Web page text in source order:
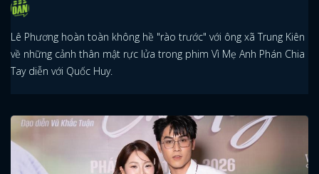
Lê Phương hoàn toàn không hề "rào trước" với ông xã Trung Kiên
về những cảnh thân mật rực lửa trong phim Vì Mẹ Anh Phán Chia
Tay diễn với Quốc Huy.